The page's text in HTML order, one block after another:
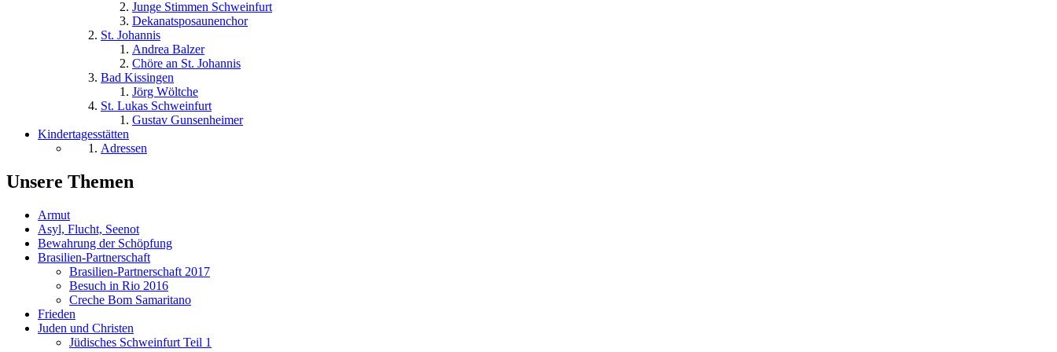
Junge Stimmen Schweinfurt
Dekanatsposaunenchor
St. Johannis
Andrea Balzer
Chöre an St. Johannis
Bad Kissingen
Jörg Wöltche
St. Lukas Schweinfurt
Gustav Gunsenheimer
Kindertagesstätten
Adressen
Unsere Themen
Armut
Asyl, Flucht, Seenot
Bewahrung der Schöpfung
Brasilien-Partnerschaft
Brasilien-Partnerschaft 2017
Besuch in Rio 2016
Creche Bom Samaritano
Frieden
Juden und Christen
Jüdisches Schweinfurt Teil 1